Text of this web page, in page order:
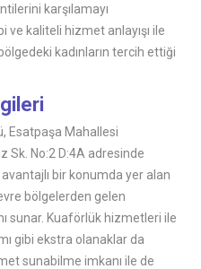
karşılamayı
ve kaliteli hizmet anlayışı ile
kadınların tercih ettiği
Esatpaşa Mahallesi
Sk. No:2 D:4A adresinde
avantajlı bir konumda yer alan
bölgelerden gelen
sunar. Kuaförlük hizmetleri ile
gibi ekstra olanaklar da
sunabilme imkanı ile de